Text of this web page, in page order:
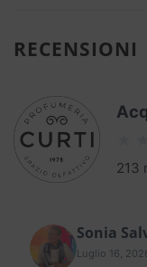
RECENSIONI
213
Sonia
Luglio 16,